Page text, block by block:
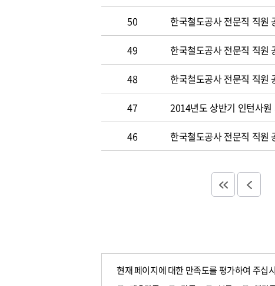
50 한국철도공사 전문직 직원
49 한국철도공사 전문직 직원
48 한국철도공사 전문직 직원
47 2014년도 상반기 인턴사원
46 한국철도공사 전문직 직원
현재 페이지에 대한 만족도를 평가하여 주십